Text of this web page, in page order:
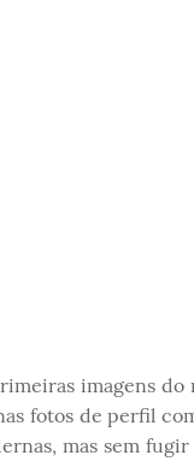
imagens do
fotos de perfil
mas sem